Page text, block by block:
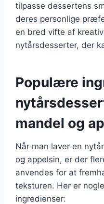
tilpasse dessertens
deres personlige
en bred vifte af
nytårsdesserter, der
Populære
mandel og
Når man laver en
og appelsin, er der
anvendes for at
teksturen. Her er
ingredienser: